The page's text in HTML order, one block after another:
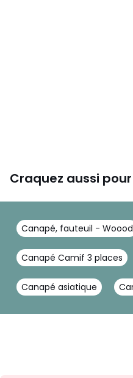
Craquez aussi pour
Canapé, fauteuil - Woood
Canapé Camif 3 places
Canapé asiatique